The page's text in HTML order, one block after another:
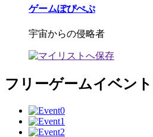
ゲームぽぴぺぷ
宇宙からの侵略者
フリーゲームイベント